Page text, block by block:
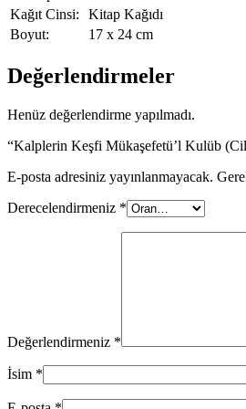
Kağıt Cinsi:
Kitap Kağıdı
Boyut:
17 x 24 cm
Değerlendirmeler
Henüz değerlendirme yapılmadı.
“Kalplerin Keşfi Mükaşefetü’l Kulüb
E-posta adresiniz yayınlanmayacak.
Derecelendirmeniz *
Değerlendirmeniz *
İsim *